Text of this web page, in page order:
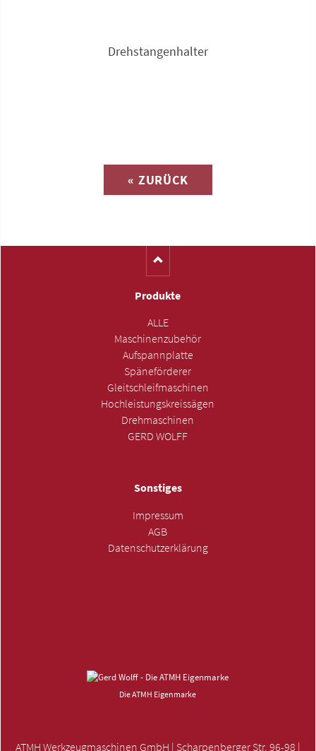
Drehstangenhalter
« ZURÜCK
Produkte
ALLE
Maschinenzubehör
Aufspannplatte
Späneförderer
Gleitschleifmaschinen
Hochleistungskreissägen
Drehmaschinen
GERD WOLFF
Sonstiges
Impressum
AGB
Datenschutzerklärung
Die ATMH Eigenmarke
ATMH Werkzeugmaschinen GmbH | Scharpenberger Str. 96-98 |